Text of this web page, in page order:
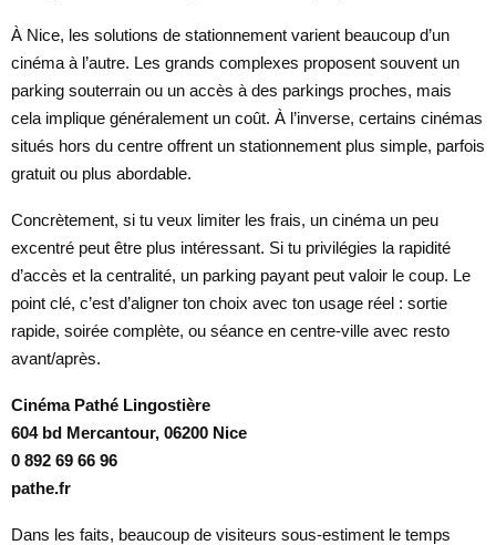
À Nice, les solutions de stationnement varient beaucoup d’un
cinéma à l’autre. Les grands complexes proposent souvent un
parking souterrain ou un accès à des parkings proches, mais
cela implique généralement un coût. À l’inverse, certains cinémas
situés hors du centre offrent un stationnement plus simple, parfois
gratuit ou plus abordable.
Concrètement, si tu veux limiter les frais, un cinéma un peu
excentré peut être plus intéressant. Si tu privilégies la rapidité
d’accès et la centralité, un parking payant peut valoir le coup. Le
point clé, c’est d’aligner ton choix avec ton usage réel : sortie
rapide, soirée complète, ou séance en centre-ville avec resto
avant/après.
Cinéma Pathé Lingostière
604 bd Mercantour, 06200 Nice
0 892 69 66 96
pathe.fr
Dans les faits, beaucoup de visiteurs sous-estiment le temps